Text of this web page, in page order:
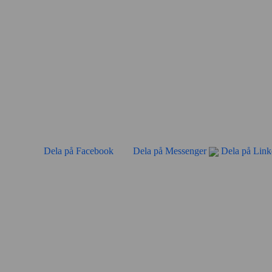
Dela på Facebook Dela på Messenger Dela på